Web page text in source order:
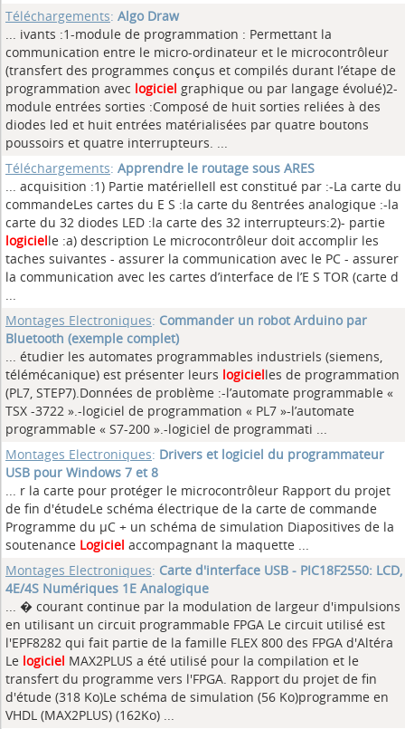
Téléchargements: Algo Draw
... ivants :1-module de programmation : Permettant la
communication entre le micro-ordinateur et le microcontrôleur
(transfert des programmes conçus et compilés durant l’étape de
programmation avec logiciel graphique ou par langage évolué)2-
module entrées sorties :Composé de huit sorties reliées à des
diodes led et huit entrées matérialisées par quatre boutons
poussoirs et quatre interrupteurs. ...
Téléchargements: Apprendre le routage sous ARES
... acquisition :1) Partie matérielleIl est constitué par :-La carte du
commandeLes cartes du E S :la carte du 8entrées analogique :-la
carte du 32 diodes LED :la carte des 32 interrupteurs:2)- partie
logicielle :a) description Le microcontrôleur doit accomplir les
taches suivantes - assurer la communication avec le PC - assurer
la communication avec les cartes d’interface de l’E S TOR (carte d
...
Montages Electroniques: Commander un robot Arduino par
Bluetooth (exemple complet)
... étudier les automates programmables industriels (siemens,
télémécanique) est présenter leurs logicielles de programmation
(PL7, STEP7).Données de problème :-l’automate programmable «
TSX -3722 ».-logiciel de programmation « PL7 »-l’automate
programmable « S7-200 ».-logiciel de programmati ...
Montages Electroniques: Drivers et logiciel du programmateur
USB pour Windows 7 et 8
... r la carte pour protéger le microcontrôleur Rapport du projet
de fin d'étudeLe schéma électrique de la carte de commande
Programme du µC + un schéma de simulation Diapositives de la
soutenance Logiciel accompagnant la maquette ...
Montages Electroniques: Carte d'interface USB - PIC18F2550: LCD,
4E/4S Numériques 1E Analogique
... � courant continue par la modulation de largeur d'impulsions
en utilisant un circuit programmable FPGA Le circuit utilisé est
l'EPF8282 qui fait partie de la famille FLEX 800 des FPGA d'Altéra
Le logiciel MAX2PLUS a été utilisé pour la compilation et le
transfert du programme vers l'FPGA. Rapport du projet de fin
d'étude (318 Ko)Le schéma de simulation (56 Ko)programme en
VHDL (MAX2PLUS) (162Ko) ...